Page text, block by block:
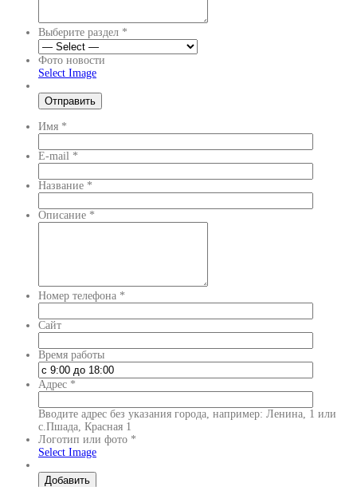
Выберите раздел *
Фото новости
Select Image
Имя *
E-mail *
Название *
Описание *
Номер телефона *
Сайт
Время работы
Адрес *
Вводите адрес без указания города, например: Ленина, 1 или
с.Пшада, Красная 1
Логотип или фото *
Select Image